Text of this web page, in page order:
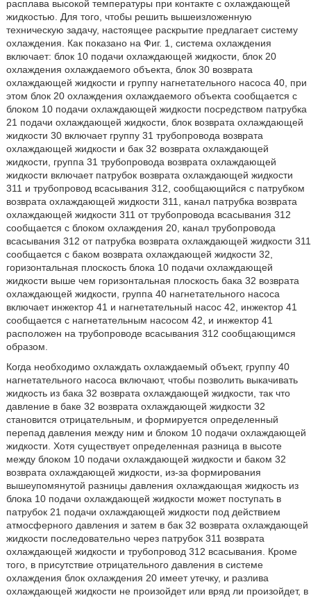
расплава высокой температуры при контакте с охлаждающей
жидкостью. Для того, чтобы решить вышеизложенную
техническую задачу, настоящее раскрытие предлагает систему
охлаждения. Как показано на Фиг. 1, система охлаждения
включает: блок 10 подачи охлаждающей жидкости, блок 20
охлаждения охлаждаемого объекта, блок 30 возврата
охлаждающей жидкости и группу нагнетательного насоса 40, при
этом блок 20 охлаждения охлаждаемого объекта сообщается с
блоком 10 подачи охлаждающей жидкости посредством патрубка
21 подачи охлаждающей жидкости, блок возврата охлаждающей
жидкости 30 включает группу 31 трубопровода возврата
охлаждающей жидкости и бак 32 возврата охлаждающей
жидкости, группа 31 трубопровода возврата охлаждающей
жидкости включает патрубок возврата охлаждающей жидкости
311 и трубопровод всасывания 312, сообщающийся с патрубком
возврата охлаждающей жидкости 311, канал патрубка возврата
охлаждающей жидкости 311 от трубопровода всасывания 312
сообщается с блоком охлаждения 20, канал трубопровода
всасывания 312 от патрубка возврата охлаждающей жидкости 311
сообщается с баком возврата охлаждающей жидкости 32,
горизонтальная плоскость блока 10 подачи охлаждающей
жидкости выше чем горизонтальная плоскость бака 32 возврата
охлаждающей жидкости, группа 40 нагнетательного насоса
включает инжектор 41 и нагнетательный насос 42, инжектор 41
сообщается с нагнетательным насосом 42, и инжектор 41
расположен на трубопроводе всасывания 312 сообщающимся
образом.
Когда необходимо охлаждать охлаждаемый объект, группу 40
нагнетательного насоса включают, чтобы позволить выкачивать
жидкость из бака 32 возврата охлаждающей жидкости, так что
давление в баке 32 возврата охлаждающей жидкости 32
становится отрицательным, и формируется определенный
перепад давления между ним и блоком 10 подачи охлаждающей
жидкости. Хотя существует определенная разница в высоте
между блоком 10 подачи охлаждающей жидкости и баком 32
возврата охлаждающей жидкости, из-за формирования
вышеупомянутой разницы давления охлаждающая жидкость из
блока 10 подачи охлаждающей жидкости может поступать в
патрубок 21 подачи охлаждающей жидкости под действием
атмосферного давления и затем в бак 32 возврата охлаждающей
жидкости последовательно через патрубок 311 возврата
охлаждающей жидкости и трубопровод 312 всасывания. Кроме
того, в присутствие отрицательного давления в системе
охлаждения блок охлаждения 20 имеет утечку, и разлива
охлаждающей жидкости не произойдет или вряд ли произойдет, в